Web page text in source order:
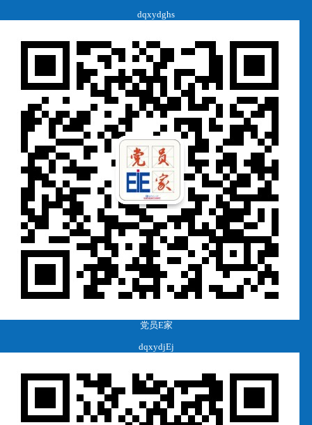
dqxydghs
党员E家
dqxydjEj